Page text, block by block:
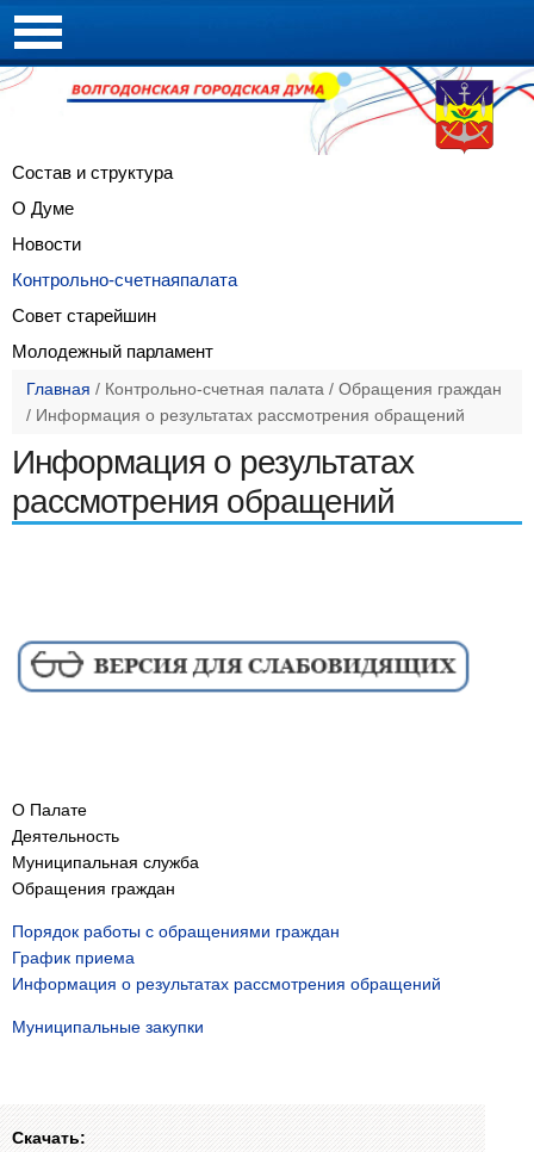
Состав и структура
О Думе
Новости
Контрольно-счетнаяпалата
Совет старейшин
Молодежный парламент
Главная / Контрольно-счетная палата / Обращения граждан
/ Информация о результатах рассмотрения обращений
Информация о результатах
рассмотрения обращений
О Палате
Деятельность
Муниципальная служба
Обращения граждан
Порядок работы с обращениями граждан
График приема
Информация о результатах рассмотрения обращений
Муниципальные закупки
Скачать: